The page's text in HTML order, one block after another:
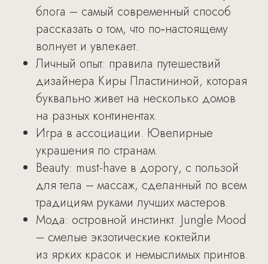
блога – самый современный способ
рассказать о том, что по‑настоящему
волнует и увлекает.
Личный опыт: правила путешествий
дизайнера Киры Пластининой, которая
буквально живет на несколько домов
на разных континентах.
Игра в ассоциации. Ювелирные
украшения по странам.
Beauty: must-have в дорогу, с пользой
для тела – массаж, сделанный по всем
традициям руками лучших мастеров.
Мода: островной инстинкт. Jungle Mood
– смелые экзотические коктейли
из ярких красок и немыслимых принтов.